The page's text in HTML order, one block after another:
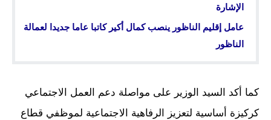
الإشارة
عامل إقليم الناظور ينصب كمال أكير كاتبا عاما جديدا لعمالة
الناظور
كما أكد السيد الوزير على مواصلة دعم العمل الاجتماعي
كركيزة أساسية لتعزيز الرفاهية الاجتماعية لموظفي قطاع